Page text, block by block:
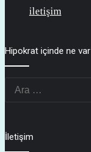
iletişim
Hipokrat içinde ne var
İletişim